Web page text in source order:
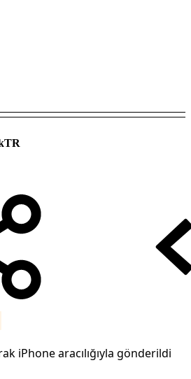
iPhone aracılığıyla gönderildi